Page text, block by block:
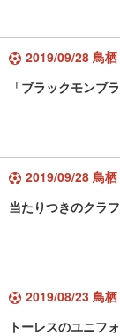
2019/09/28 鳥
「ブラックモンブ
2019/09/28 鳥
当たりつきのクラ
2019/08/23 鳥
トーレスのユニフ